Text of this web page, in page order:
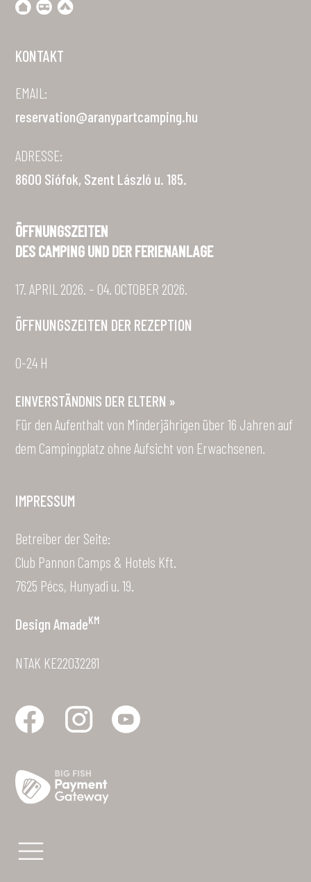
KONTAKT
EMAIL:
reservation@aranypartcamping.hu
ADRESSE:
8600 Siófok, Szent László u. 185.
ÖFFNUNGSZEITEN
DES CAMPING UND DER FERIENANLAGE
17. APRIL 2026. – 04. OCTOBER 2026.
ÖFFNUNGSZEITEN DER REZEPTION
0-24 H
EINVERSTÄNDNIS DER ELTERN »
Für den Aufenthalt von Minderjährigen über 16 Jahren auf
dem Campingplatz ohne Aufsicht von Erwachsenen.
IMPRESSUM
Betreiber der Seite:
Club Pannon Camps & Hotels Kft.
7625 Pécs, Hunyadi u. 19.
Design AmadeKM
NTAK KE22032281